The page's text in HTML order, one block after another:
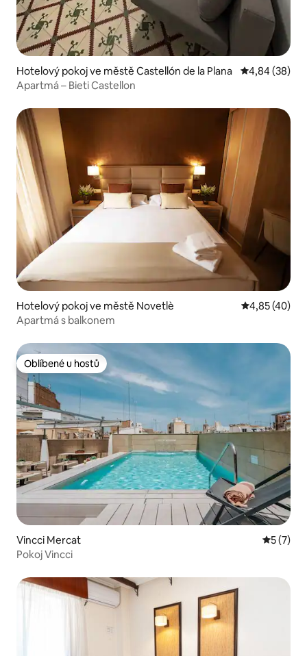
Hotelový pokoj ve městě Castellón de la Plana Průměrné
4,84 (38)
Apartmá – Bieti Castellon
Hotelový pokoj ve městě Novetlè Průměrné
4,85 (40)
Apartmá s balkonem
Oblíbené u hostů
Oblíbené u hostů
Vincci Mercat
5 (7)
Pokoj Vincci